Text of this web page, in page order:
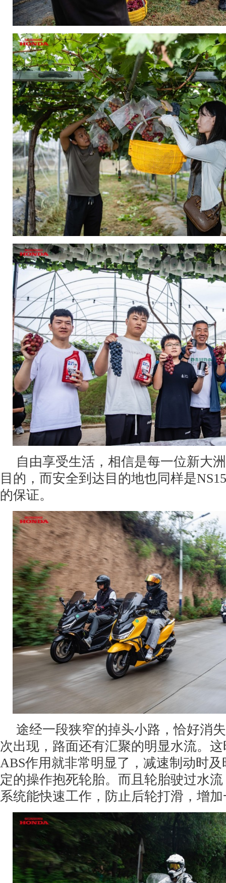
自由享受生活，相信是每一位新大
目的，而安全到达目的地也同样是
的保证。
途经一段狭窄的掉头小路，恰好消
次出现，路面还有汇聚的明显水流。这
ABS作用就非常明显了，减速制动时
定的操作抱死轮胎。而且轮胎驶过水
系统能快速工作，防止后轮打滑，增